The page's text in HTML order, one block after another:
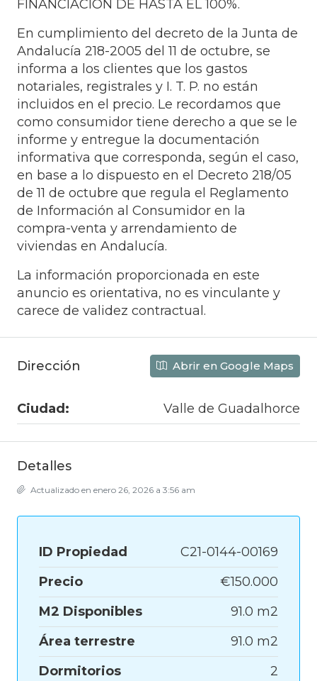
FINANCIACIÓN DE HASTA EL 100%.
En cumplimiento del decreto de la Junta de
Andalucía 218-2005 del 11 de octubre, se
informa a los clientes que los gastos
notariales, registrales y I. T. P. no están
incluidos en el precio. Le recordamos que
como consumidor tiene derecho a que se le
informe y entregue la documentación
informativa que corresponda, según el caso,
en base a lo dispuesto en el Decreto 218/05
de 11 de octubre que regula el Reglamento
de Información al Consumidor en la
compra-venta y arrendamiento de
viviendas en Andalucía.
La información proporcionada en este
anuncio es orientativa, no es vinculante y
carece de validez contractual.
Dirección Abrir en Google Maps
Ciudad: Valle de Guadalhorce
Detalles
Actualizado en enero 26, 2026 a 3:56 am
ID Propiedad
C21-0144-00169
Precio
€150.000
M2 Disponibles
91.0 m2
Área terrestre
91.0 m2
Dormitorios
2